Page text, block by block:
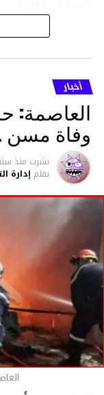
هذا وقد تمكن
هلال في
والقبض عليه
ما نُسبه إليه.
متابعة
قسم الاخبار
أخبار
العاصمة:
وفاة مسن
نشرت منذ
بقلم إدارة